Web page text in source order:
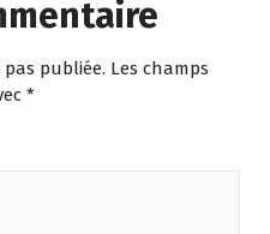
publiée. Les champs
*